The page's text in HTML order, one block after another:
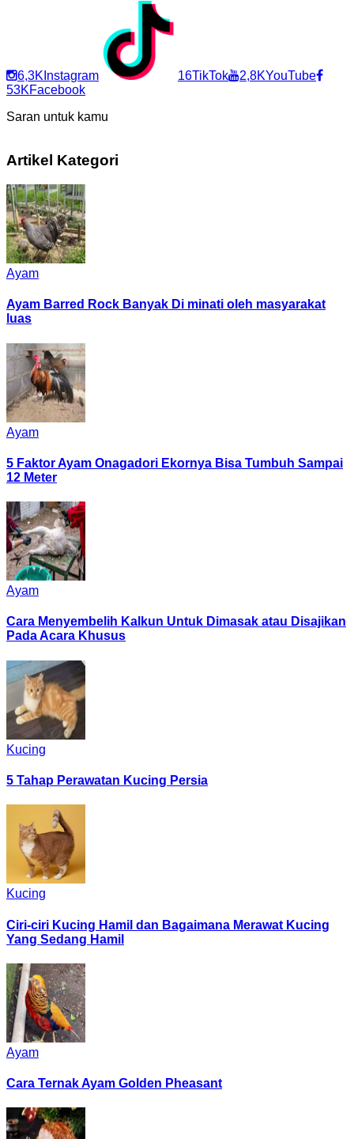
6,3K Instagram 16TikTok 2,8KYouTube
53KFacebook
Saran untuk kamu
Artikel Kategori
Ayam
Ayam Barred Rock Banyak Di minati oleh masyarakat
luas
Ayam
5 Faktor Ayam Onagadori Ekornya Bisa Tumbuh Sampai
12 Meter
Ayam
Cara Menyembelih Kalkun Untuk Dimasak atau Disajikan
Pada Acara Khusus
Kucing
5 Tahap Perawatan Kucing Persia
Kucing
Ciri-ciri Kucing Hamil dan Bagaimana Merawat Kucing
Yang Sedang Hamil
Ayam
Cara Ternak Ayam Golden Pheasant